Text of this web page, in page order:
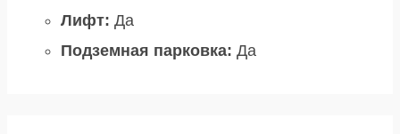
Лифт: Да
Подземная парковка: Да